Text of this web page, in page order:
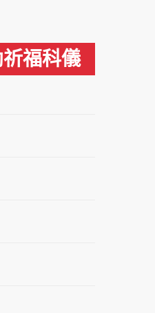
福科儀